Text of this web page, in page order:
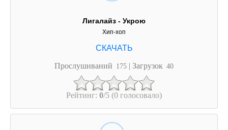
Лигалайз - Укрою
Хип-хоп
Прослушиваний 175 | Загрузок 40
Рейтинг: 0/5 (0 голосовало)